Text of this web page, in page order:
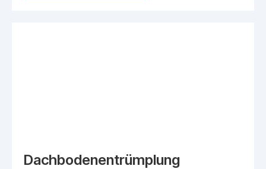
Dachbodenentrümplung